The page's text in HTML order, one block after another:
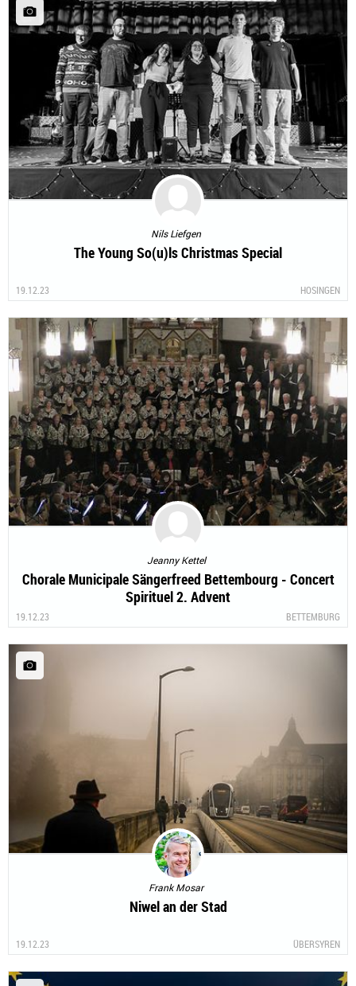
Nils Liefgen
The Young So(u)ls Christmas Special
19.12.23 HOSINGEN
Jeanny Kettel
Chorale Municipale Sängerfreed Bettembourg - Concert
Spirituel 2. Advent
19.12.23 BETTEMBURG
Frank Mosar
Niwel an der Stad
19.12.23 ÜBERSYREN